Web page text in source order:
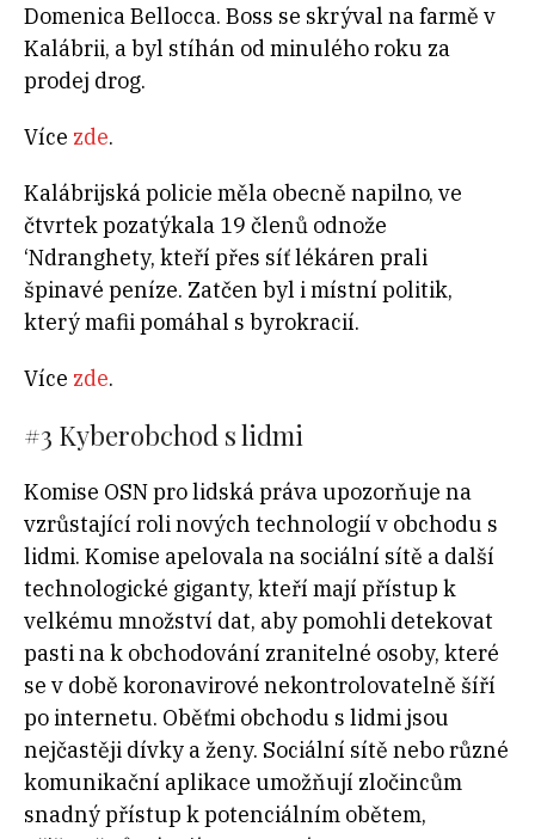
Domenica Bellocca. Boss se skrýval na farmě v
Kalábrii, a byl stíhán od minulého roku za
prodej drog.
Více zde.
Kalábrijská policie měla obecně napilno, ve
čtvrtek pozatýkala 19 členů odnože
‘Ndranghety, kteří přes síť lékáren prali
špinavé peníze. Zatčen byl i místní politik,
který mafii pomáhal s byrokracií.
Více zde.
#3 Kyberobchod s lidmi
Komise OSN pro lidská práva upozorňuje na
vzrůstající roli nových technologií v obchodu s
lidmi. Komise apelovala na sociální sítě a další
technologické giganty, kteří mají přístup k
velkému množství dat, aby pomohli detekovat
pasti na k obchodování zranitelné osoby, které
se v době koronavirové nekontrolovatelně šíří
po internetu. Oběťmi obchodu s lidmi jsou
nejčastěji dívky a ženy. Sociální sítě nebo různé
komunikační aplikace umožňují zločincům
snadný přístup k potenciálním obětem,